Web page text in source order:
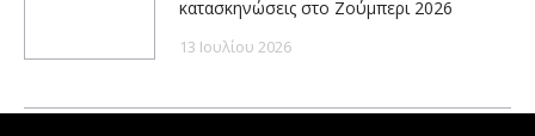
κατασκηνώσεις στο Ζούμπερι 2026
13 Ιουλίου 2026